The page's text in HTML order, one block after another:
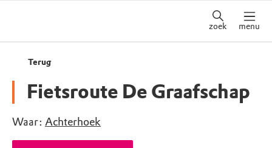
zoek menu
Terug
Fietsroute De Graafschap
Waar: Achterhoek